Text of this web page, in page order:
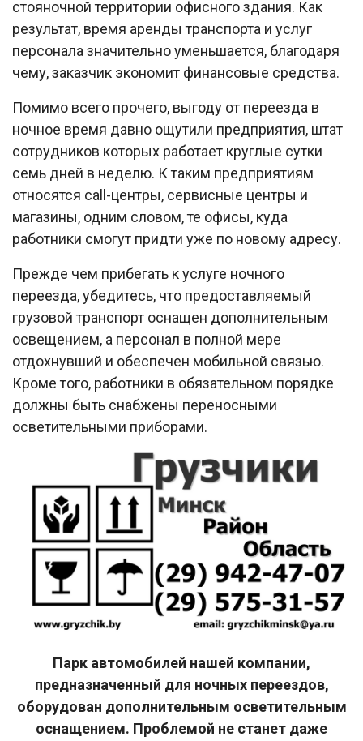
стояночной территории офисного здания. Как
результат, время аренды транспорта и услуг
персонала значительно уменьшается, благодаря
чему, заказчик экономит финансовые средства.
Помимо всего прочего, выгоду от переезда в
ночное время давно ощутили предприятия, штат
сотрудников которых работает круглые сутки
семь дней в неделю. К таким предприятиям
относятся call-центры, сервисные центры и
магазины, одним словом, те офисы, куда
работники смогут придти уже по новому адресу.
Прежде чем прибегать к услуге ночного
переезда, убедитесь, что предоставляемый
грузовой транспорт оснащен дополнительным
освещением, а персонал в полной мере
отдохнувший и обеспечен мобильной связью.
Кроме того, работники в обязательном порядке
должны быть снабжены переносными
осветительными приборами.
Парк автомобилей нашей компании,
предназначенный для ночных переездов,
оборудован дополнительным осветительным
оснащением. Проблемой не станет даже